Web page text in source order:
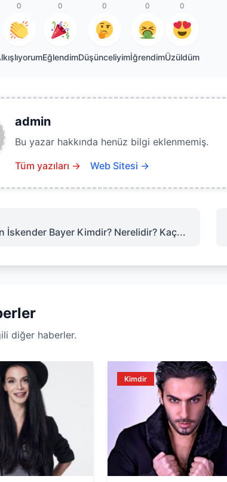
0 0
Eğlendim
0
Düşünceliyim
0
İğrendim
0
Üzüldüm
admin
Bu yazar hakkında henüz bilgi eklenmemiş.
Tüm yazıları →
Web Sitesi →
İskender Bayer Kimdir? Nerelidir? Kaç...
diğer haberler.
Kimdir